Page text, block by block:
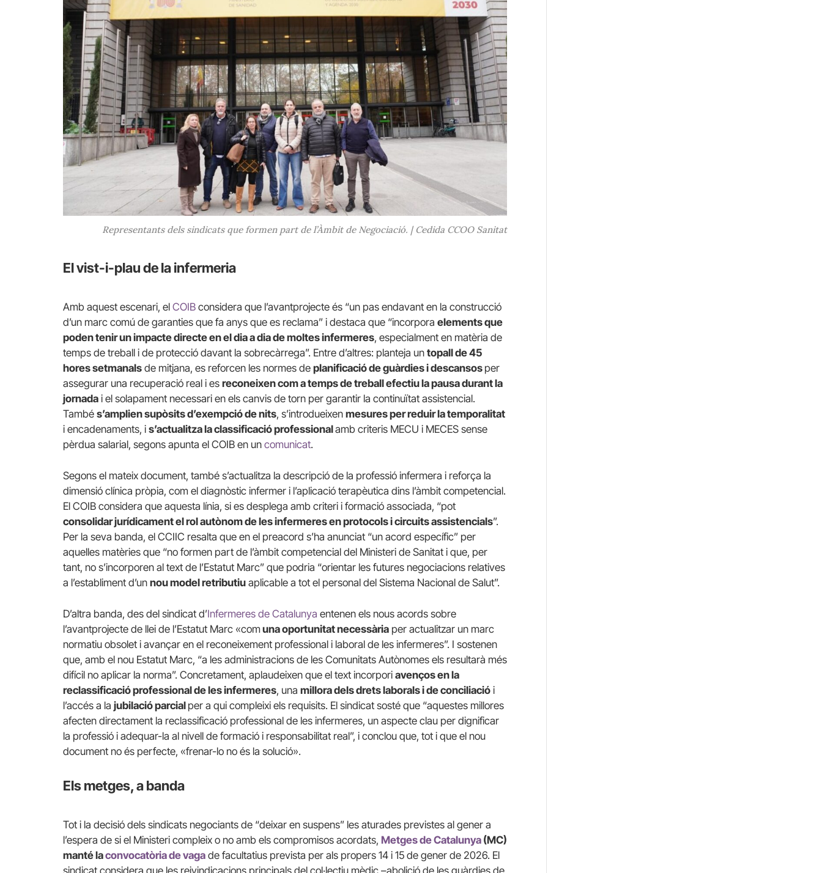
Representants dels sindicats que formen part de l’Àmbit de Negociació. | Cedida CCOO Sanitat
El vist-i-plau de la infermeria
Amb aquest escenari, el COIB considera que l’avantprojecte és “un pas endavant en la construcció
d’un marc comú de garanties que fa anys que es reclama” i destaca que “incorpora elements que
poden tenir un impacte directe en el dia a dia de moltes infermeres, especialment en matèria de
temps de treball i de protecció davant la sobrecàrrega”. Entre d’altres: planteja un topall de 45
hores setmanals de mitjana, es reforcen les normes de planificació de guàrdies i descansos per
assegurar una recuperació real i es reconeixen com a temps de treball efectiu la pausa durant la
jornada i el solapament necessari en els canvis de torn per garantir la continuïtat assistencial.
També s’amplien supòsits d’exempció de nits, s’introdueixen mesures per reduir la temporalitat
i encadenaments, i s’actualitza la classificació professionalamb criteris MECU i MECES sense
pèrdua salarial, segons apunta el COIB en un comunicat.
Segons el mateix document, també s’actualitza la descripció de la professió infermera i reforça la
dimensió clínica pròpia, com el diagnòstic infermer i l’aplicació terapèutica dins l’àmbit competencial.
El COIB considera que aquesta línia, si es desplega amb criteri i formació associada, “pot
consolidar jurídicament el rol autònom de les infermeres en protocols i circuits assistencials”.
Per la seva banda, el CCIIC resalta que en el preacord s’ha anunciat “un acord específic” per
aquelles matèries que “no formen part de l’àmbit competencial del Ministeri de Sanitat i que, per
tant, no s’incorporen al text de l’Estatut Marc” que podria “orientar les futures negociacions relatives
a l’establiment d’un nou model retributiu aplicable a tot el personal del Sistema Nacional de Salut”.
D’altra banda, des del sindicat d’Infermeres de Catalunya entenen els nous acords sobre
l’avantprojecte de llei de l’Estatut Marc «com una oportunitat necessària per actualitzar un marc
normatiu obsolet i avançar en el reconeixement professional i laboral de les infermeres”. I sostenen
que, amb el nou Estatut Marc, “a les administracions de les Comunitats Autònomes els resultarà més
difícil no aplicar la norma”. Concretament, aplaudeixen que el text incorpori avenços en la
reclassificació professional de les infermeres, una millora dels drets laborals i de conciliació i
l’accés a la jubilació parcial per a qui compleixi els requisits. El sindicat sosté que “aquestes millores
afecten directament la reclassificació professional de les infermeres, un aspecte clau per dignificar
la professió i adequar-la al nivell de formació i responsabilitat real”, i conclou que, tot i que el nou
document no és perfecte, «frenar-lo no és la solució».
Els metges, a banda
Tot i la decisió dels sindicats negociants de “deixar en suspens” les aturades previstes al gener a
l’espera de si el Ministeri compleix o no amb els compromisos acordats, Metges de Catalunya (MC)
manté laconvocatòria de vaga de facultatius prevista per als propers 14 i 15 de gener de 2026. El